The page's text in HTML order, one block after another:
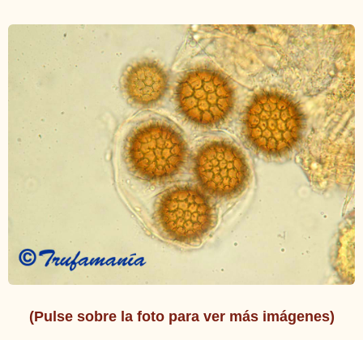
(Pulse sobre la foto para ver más imágenes)